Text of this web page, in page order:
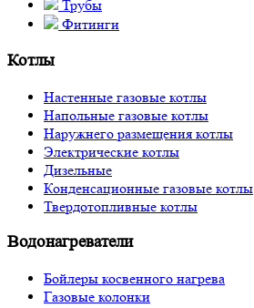
Трубы
Фитинги
Котлы
Настенные газовые котлы
Напольные газовые котлы
Наружнего размещения котлы
Электрические котлы
Дизельные
Конденсационные газовые котлы
Твердотопливные котлы
Водонагреватели
Бойлеры косвенного нагрева
Газовые колонки